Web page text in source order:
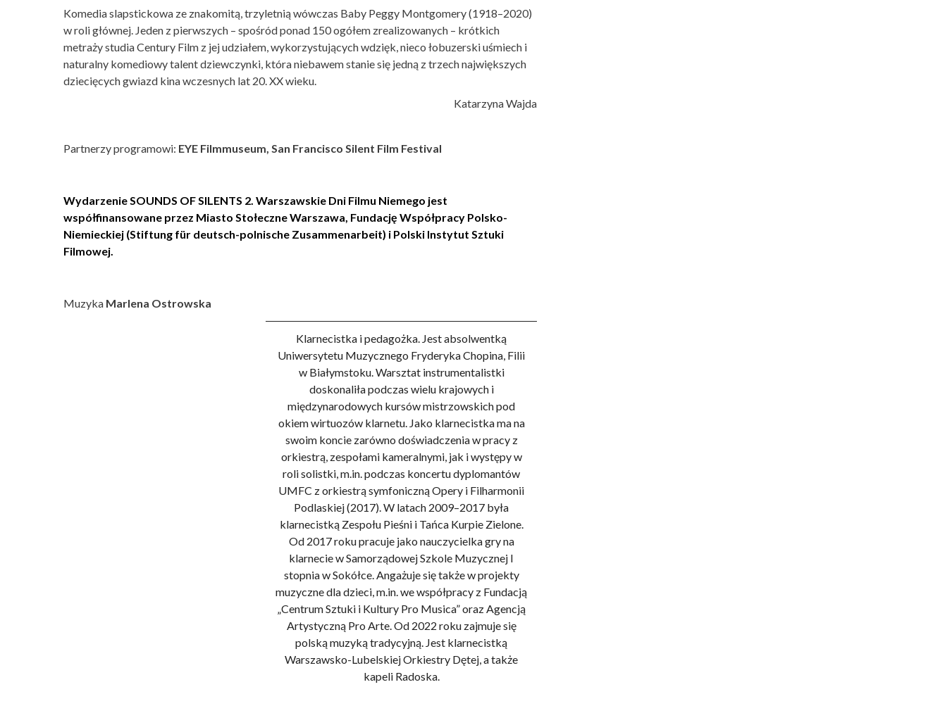
Komedia slapstickowa ze znakomitą, trzyletnią wówczas Baby Peggy Montgomery (1918–2020)
w roli głównej. Jeden z pierwszych – spośród ponad 150 ogółem zrealizowanych – krótkich
metraży studia Century Film z jej udziałem, wykorzystujących wdzięk, nieco łobuzerski uśmiech i
naturalny komediowy talent dziewczynki, która niebawem stanie się jedną z trzech największych
dziecięcych gwiazd kina wczesnych lat 20. XX wieku.
Katarzyna Wajda
Partnerzy programowi: EYE Filmmuseum, San Francisco Silent Film Festival
Wydarzenie SOUNDS OF SILENTS 2. Warszawskie Dni Filmu Niemego jest
współfinansowane przez Miasto Stołeczne Warszawa, Fundację Współpracy Polsko-
Niemieckiej (Stiftung für deutsch-polnische Zusammenarbeit) i Polski Instytut Sztuki
Filmowej.
Muzyka Marlena Ostrowska
Klarnecistka i pedagożka. Jest absolwentką
Uniwersytetu Muzycznego Fryderyka Chopina, Filii
w Białymstoku. Warsztat instrumentalistki
doskonaliła podczas wielu krajowych i
międzynarodowych kursów mistrzowskich pod
okiem wirtuozów klarnetu. Jako klarnecistka ma na
swoim koncie zarówno doświadczenia w pracy z
orkiestrą, zespołami kameralnymi, jak i występy w
roli solistki, m.in. podczas koncertu dyplomantów
UMFC z orkiestrą symfoniczną Opery i Filharmonii
Podlaskiej (2017). W latach 2009–2017 była
klarnecistką Zespołu Pieśni i Tańca Kurpie Zielone.
Od 2017 roku pracuje jako nauczycielka gry na
klarnecie w Samorządowej Szkole Muzycznej I
stopnia w Sokółce. Angażuje się także w projekty
muzyczne dla dzieci, m.in. we współpracy z Fundacją
„Centrum Sztuki i Kultury Pro Musica” oraz Agencją
Artystyczną Pro Arte. Od 2022 roku zajmuje się
polską muzyką tradycyjną. Jest klarnecistką
Warszawsko-Lubelskiej Orkiestry Dętej, a także
kapeli Radoska.